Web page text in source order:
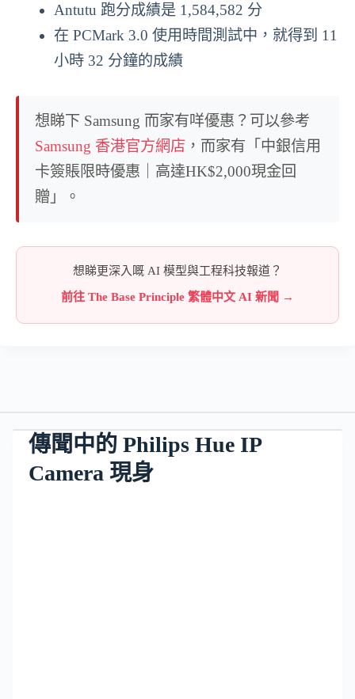
Antutu 跑分成績是 1,584,582 分
在 PCMark 3.0 使用時間測試中，就得到 11
小時 32 分鐘的成績
想睇下 Samsung 而家有咩優惠？可以參考
Samsung 香港官方網店 ，而家有「中銀信用
卡簽賬限時優惠｜高達HK$2,000現金回
贈」。
想睇更深入嘅 AI 模型與工程科技報道？
前往 The Base Principle 繁體中文 AI 新聞 →
傳聞中的 Philips Hue IP
Camera 現身